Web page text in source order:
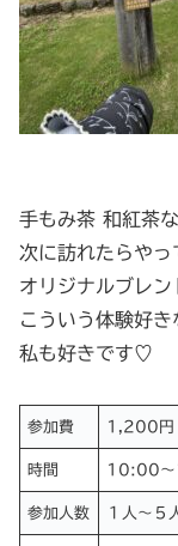
手もみ茶 和紅茶
次に訪れたらやっ
オリジナルブレン
こういう体験好き
私も好きです♡
参加費 1,200円
時間 10:00
参加人数 １人〜５